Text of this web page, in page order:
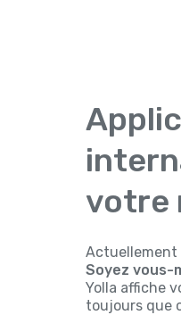
votre
Actuellement
Soyez vous-
Yolla affiche
toujours que